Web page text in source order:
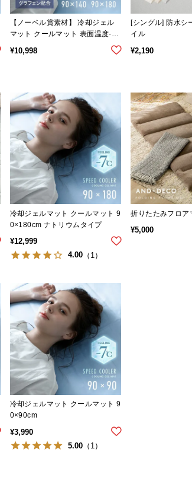
【ノーベル賞素材】 冷却ジェル
マット クールマット 表面温度-1
¥10,998
[シングル] 防水シ
イル
¥2,190
冷却ジェルマット クールマット 9
0×180cm ナトリウムタイプ
¥12,999
4.00（1）
折りたたみフロア
¥5,000
冷却ジェルマット クールマット 9
0×90cm
¥3,990
5.00（1）